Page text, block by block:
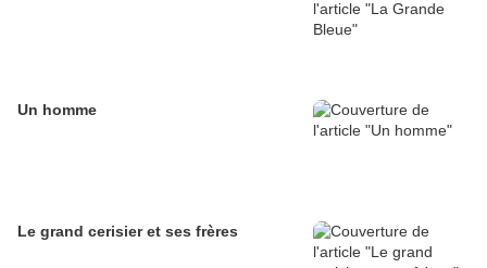
Un homme
Le grand cerisier et ses frères